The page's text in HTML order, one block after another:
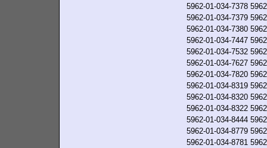
5962-01-034-7378
5962-01-034-7379
5962-01-034-7380
5962-01-034-7447
5962-01-034-7532
5962-01-034-7627
5962-01-034-7820
5962-01-034-8319
5962-01-034-8320
5962-01-034-8322
5962-01-034-8444
5962-01-034-8779
5962-01-034-8781